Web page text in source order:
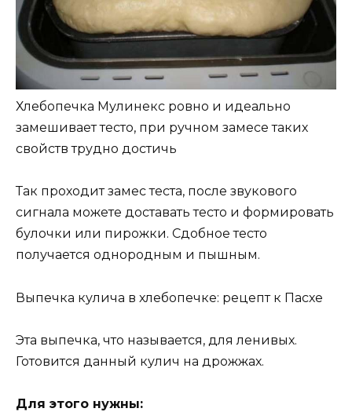
Хлебопечка Мулинекс ровно и идеально
замешивает тесто, при ручном замесе таких
свойств трудно достичь
Так проходит замес теста, после звукового
сигнала можете доставать тесто и формировать
булочки или пирожки. Сдобное тесто
получается однородным и пышным.
Выпечка кулича в хлебопечке: рецепт к Пасхе
Эта выпечка, что называется, для ленивых.
Готовится данный кулич на дрожжах.
Для этого нужны: